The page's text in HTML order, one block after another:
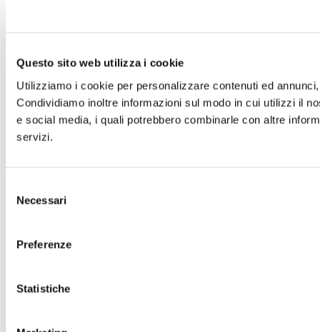
Questo sito web utilizza i cookie
Utilizziamo i cookie per personalizzare contenuti ed
Condividiamo inoltre informazioni sul modo in cui utilizzi il
e social media, i quali potrebbero combinarle con altre
servizi.
delNecessari
Preferenze
Statistiche